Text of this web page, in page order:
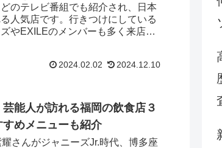
のテレビ番組でも紹介され、日本
人気店です。行きつけにしている
やEXILEのメンバーも多く来店し
2024.02.02 2024.12.10
能人が訪れる福岡の飲食店３
めメニューも紹介
さんがジャニーズJr.時代、博多座